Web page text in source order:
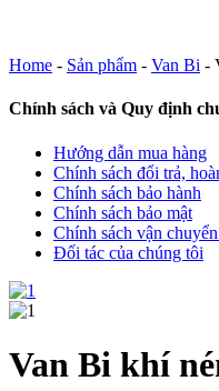
Home - Sản phẩm - Van Bi -
Chính sách và Quy định
Hướng dẫn mua hàng
Chính sách đổi trả,
Chính sách bảo hành
Chính sách bảo mật
Chính sách vận
Đối tác của chúng tôi
Van Bi khí